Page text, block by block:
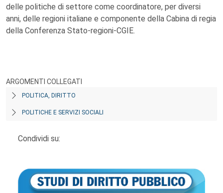
delle politiche di settore come coordinatore, per diversi
anni, delle regioni italiane e componente della Cabina di regia
della Conferenza Stato-regioni-CGIE.
ARGOMENTI COLLEGATI
POLITICA, DIRITTO
POLITICHE E SERVIZI SOCIALI
Condividi su: